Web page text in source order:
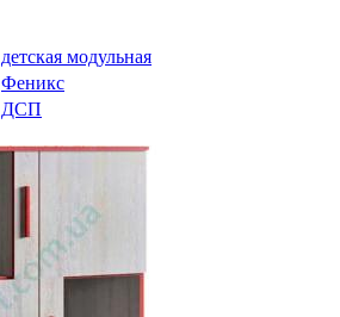
детская модульная
Феникс
ДСП